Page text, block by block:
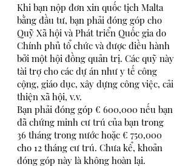
Khi bạn nộp đơn xin quốc tịch Malta
bằng đầu tư, bạn phải đóng góp cho
Quỹ Xã hội và Phát triển Quốc gia do
Chính phủ tổ chức và được điều hành
bởi một hội đồng quản trị. Các quỹ này
tài trợ cho các dự án như y tế công
cộng, giáo dục, xây dựng công việc, cải
thiện xã hội, v.v.
Bạn phải đóng góp € 600,000 nếu bạn
đã chứng minh cư trú của bạn trong
36 tháng trong nước hoặc € 750,000
cho 12 tháng cư trú. Chưa kể, khoản
đóng góp này là không hoàn lại.